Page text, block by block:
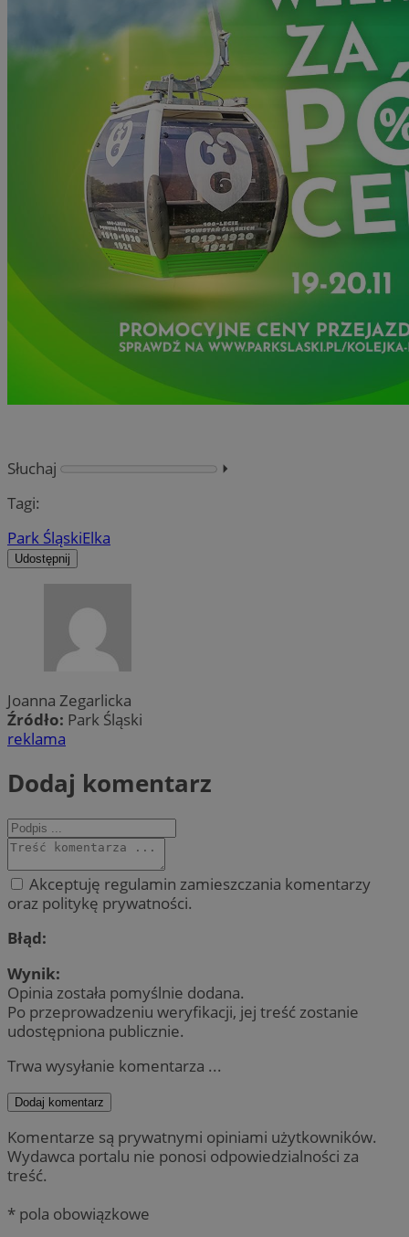
Słuchaj
⏵︎
Tagi:
Park ŚląskiElka
Udostępnij
Joanna Zegarlicka
Źródło: Park Śląski
reklama
Dodaj komentarz
Akceptuję regulamin zamieszczania komentarzy
oraz politykę prywatności.
Błąd:
Wynik:
Opinia została pomyślnie dodana.
Po przeprowadzeniu weryfikacji, jej treść zostanie
udostępniona publicznie.
Trwa wysyłanie komentarza ...
Dodaj komentarz
Komentarze są prywatnymi opiniami użytkowników.
Wydawca portalu nie ponosi odpowiedzialności za
treść.
* pola obowiązkowe